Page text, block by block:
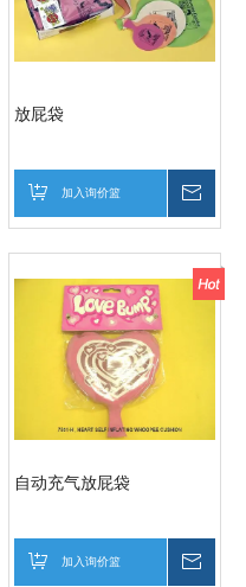
放屁袋
加入询价篮
自动充气放屁袋
加入询价篮